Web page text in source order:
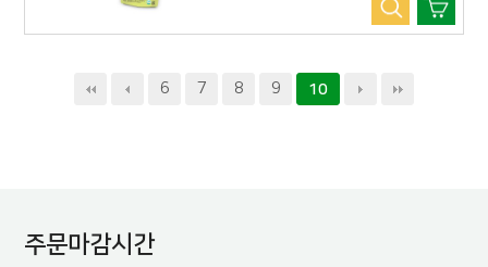
6 7 8 9 10
주문마감시간